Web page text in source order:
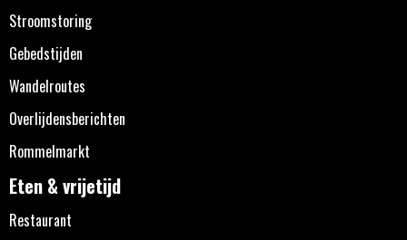
Stroomstoring
Gebedstijden
Wandelroutes
Overlijdensberichten
Rommelmarkt
Eten & vrijetijd
Restaurant